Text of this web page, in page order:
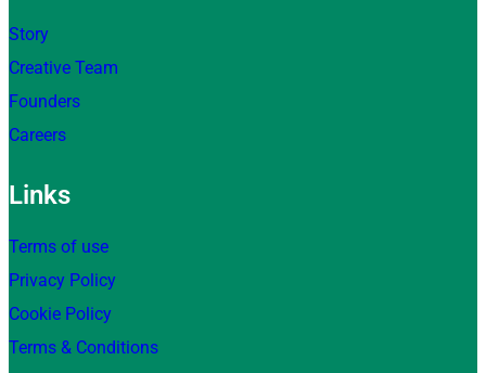
Story
Creative Team
Founders
Careers
Links
Terms of use
Privacy Policy
Cookie Policy
Terms & Conditions